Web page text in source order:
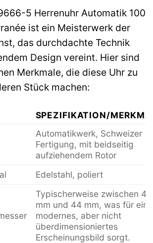
5 Herrenuhr Automatik 100
ist ein Meisterwerk der
das durchdachte Technik
Design vereint. Hier sind
Merkmale, die diese Uhr zu
Stück machen:
SPEZIFIKATION/
Automatikwerk, Schweizer
Fertigung, mit beidseitig
aufziehendem Rotor
Edelstahl, poliert
Typischerweise zwischen 40
mm und 44 mm, was für ein
modernes, aber nicht
überdimensioniertes
Erscheinungsbild sorgt.